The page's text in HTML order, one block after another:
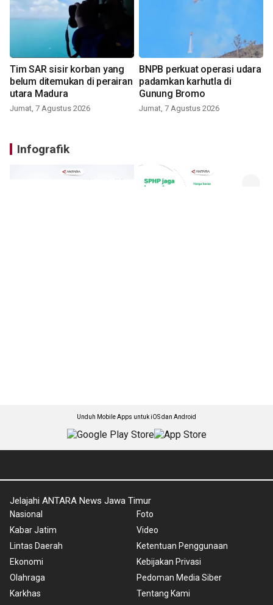
Tim SAR sisir korban yang
belum ditemukan di perairan
utara Madura
Jumat, 7 Agustus 2026
BNPB perkuat operasi udara
padamkan karhutla di
Gunung Bromo
Jumat, 7 Agustus 2026
Infografik
Unduh Mobile Apps untuk iOS dan Android
Jelajahi ANTARA News Jawa Timur
Nasional
Kabar Jatim
Lintas Daerah
Ekonomi
Olahraga
Karkhas
Foto
Video
Ketentuan Penggunaan
Kebijakan Privasi
Pedoman Media Siber
Tentang Kami